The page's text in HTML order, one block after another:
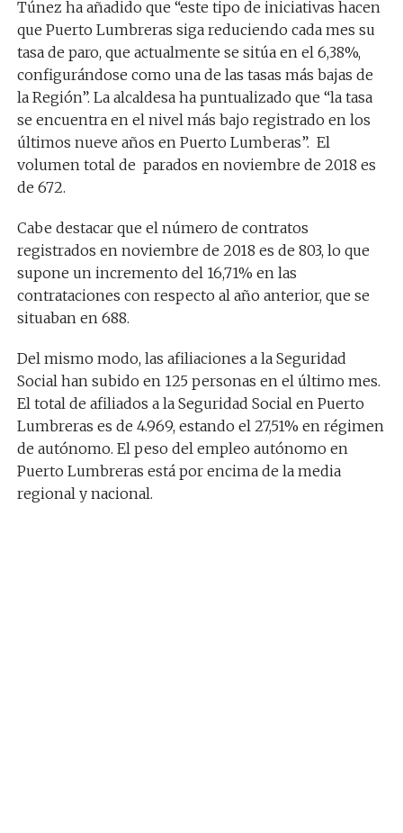
Túnez ha añadido que “este tipo de iniciativas hacen
que Puerto Lumbreras siga reduciendo cada mes su
tasa de paro, que actualmente se sitúa en el 6,38%,
configurándose como una de las tasas más bajas de
la Región”. La alcaldesa ha puntualizado que “la tasa
se encuentra en el nivel más bajo registrado en los
últimos nueve años en Puerto Lumberas”. El
volumen total de parados en noviembre de 2018 es
de 672.
Cabe destacar que el número de contratos
registrados en noviembre de 2018 es de 803, lo que
supone un incremento del 16,71% en las
contrataciones con respecto al año anterior, que se
situaban en 688.
Del mismo modo, las afiliaciones a la Seguridad
Social han subido en 125 personas en el último mes.
El total de afiliados a la Seguridad Social en Puerto
Lumbreras es de 4.969, estando el 27,51% en régimen
de autónomo. El peso del empleo autónomo en
Puerto Lumbreras está por encima de la media
regional y nacional.